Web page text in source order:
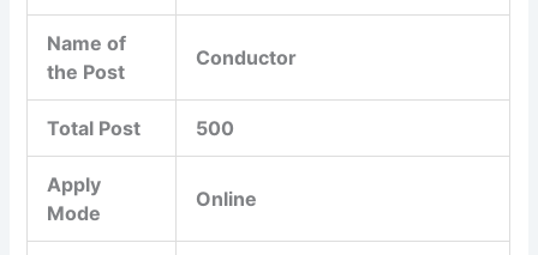
Name of
the Post
Conductor
Total Post 500
Apply
Mode
Online